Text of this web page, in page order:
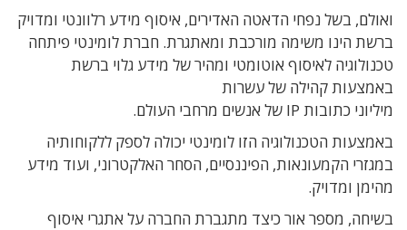
ואולם, בשל נפחי הדאטה האדירים, איסוף מידע רלוונטי ומדויק
ברשת הינו משימה מורכבת ומאתגרת. חברת לומינטי פיתחה
טכנולוגיה לאיסוף אוטומטי ומהיר של מידע גלוי ברשת
באמצעות קהילה של עשרות
מיליוני כתובות IP של אנשים מרחבי העולם.
באמצעות הטכנולוגיה הזו לומינטי יכולה לספק ללקוחותיה
במגזרי הקמעונאות, הפיננסיים, הסחר האלקטרוני, ועוד מידע
מהימן ומדויק.
בשיחה, מספר אור כיצד מתגברת החברה על אתגרי איסוף